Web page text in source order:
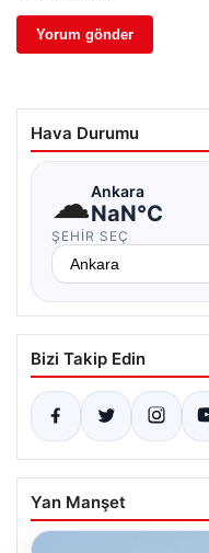
Hava Durumu
☁Ankara
NaN°C
ŞEHIR SEÇ
Bizi Takip Edin
Yan Manşet